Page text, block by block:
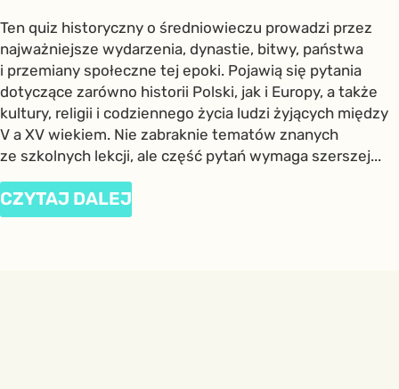
Ten quiz historyczny o średniowieczu prowadzi przez
najważniejsze wydarzenia, dynastie, bitwy, państwa
i przemiany społeczne tej epoki. Pojawią się pytania
dotyczące zarówno historii Polski, jak i Europy, a także
kultury, religii i codziennego życia ludzi żyjących między
V a XV wiekiem. Nie zabraknie tematów znanych
ze szkolnych lekcji, ale część pytań wymaga szerszej...
CZYTAJ DALEJ